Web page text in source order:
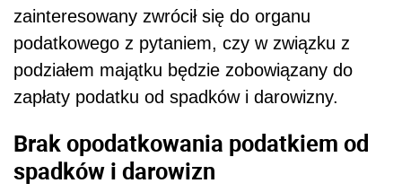
zainteresowany zwrócił się do organu
podatkowego z pytaniem, czy w związku z
podziałem majątku będzie zobowiązany do
zapłaty podatku od spadków i darowizny.
Brak opodatkowania podatkiem od
spadków i darowizn